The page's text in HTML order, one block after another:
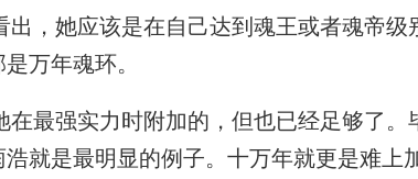
，她应该是在自己达到魂王或者魂帝级
万年魂环。
最强实力时附加的，但也已经足够了。
就是最明显的例子。十万年就更是难上